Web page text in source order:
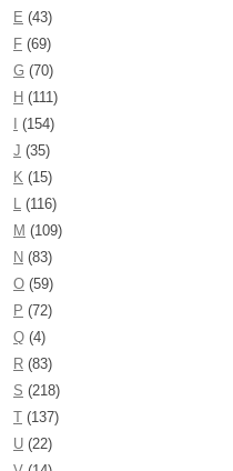
E (43)
F (69)
G (70)
H (111)
(154)
J (35)
K (15)
L (116)
M (109)
N (83)
O (59)
P (72)
Q (4)
R (83)
S (218)
T (137)
U (22)